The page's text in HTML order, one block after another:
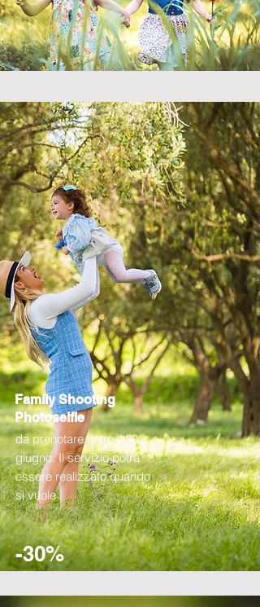
Family Shooting
Photoselfie
da prenotare entro il 30
giugno. Il servizio potrà
essere realizzato quando
si vuole
-30%